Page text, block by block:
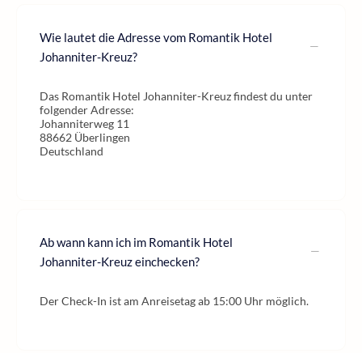
Wie lautet die Adresse vom Romantik Hotel
Johanniter-Kreuz?
Das Romantik Hotel Johanniter-Kreuz findest du unter
folgender Adresse:
Johanniterweg 11
88662 Überlingen
Deutschland
Ab wann kann ich im Romantik Hotel
Johanniter-Kreuz einchecken?
Der Check-In ist am Anreisetag ab 15:00 Uhr möglich.